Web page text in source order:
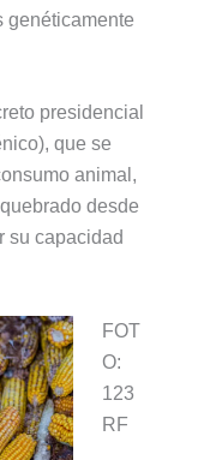
genéticamente
presidencial
que se
animal,
desde
su capacidad
FOT
O:
123
RF